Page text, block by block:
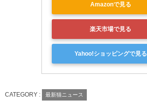
Amazonで見る
楽天市場で見る
Yahoo!ショッピングで見る
CATEGORY : 最新猫ニュース